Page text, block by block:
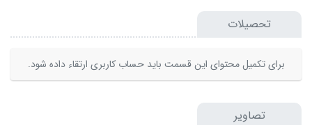
تحصیلات
برای تکمیل محتوای این قسمت باید حساب کاربری ارتقاء داده شود.
تصاویر